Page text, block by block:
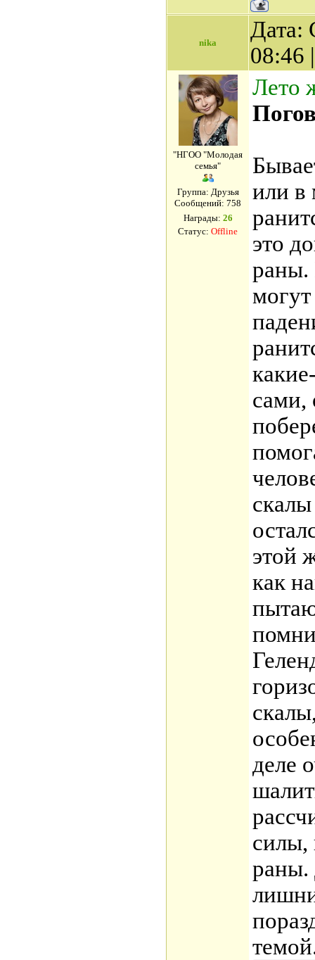
nika
Дата:
08:46
"НГОО "Молодая
семья"
Группа: Друзья
Сообщений: 758
Награды: 26
Статус: Offline
Лето
или в
это
раны.
сами,
этой
как
деле
силы,
раны.